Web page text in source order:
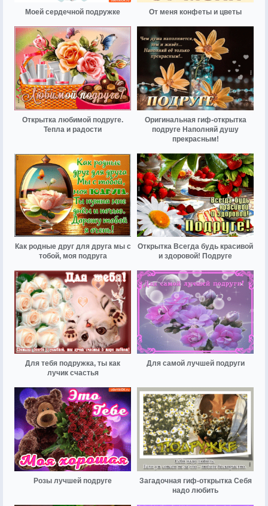
Моей сердечной подружке От меня конфеты и цветы
Открытка любимой подруге.
Тепла и радости
Оригинальная гиф-открытка
подруге Наполняй душу
прекрасным!
Как родные друг для друга мы с
тобой, моя подруга
Открытка Всегда будь красивой
и здоровой! Подруге
Для тебя подружка, ты как
лучик счастья
Для самой лучшей подруги
Розы лучшей подруге
Загадочная гиф-открытка Себя
надо любить